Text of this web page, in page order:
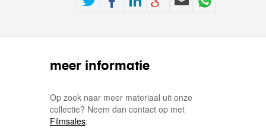
meer informatie
Op zoek naar meer materiaal uit onze
collectie? Neem dan contact op met
Filmsales: